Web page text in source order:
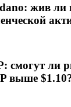
жив ли
смогут ли
выше